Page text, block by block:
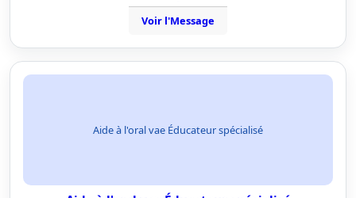
Voir l'Message
Aide à l'oral vae Éducateur spécialisé